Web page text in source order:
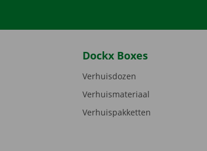
Dockx Boxes
Verhuisdozen
Verhuismateriaal
Verhuispakketten